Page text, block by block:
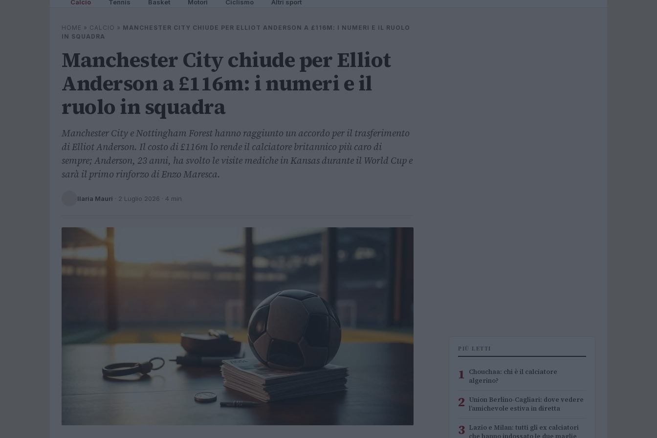
Calcio Tennis Basket Motori Ciclismo Altri sport
HOME » CALCIO » MANCHESTER CITY CHIUDE PER ELLIOT ANDERSON A £116M: I NUMERI E IL RUOLO
IN SQUADRA
Manchester City chiude per Elliot
Anderson a £116m: i numeri e il
ruolo in squadra
Manchester City e Nottingham Forest hanno raggiunto un accordo per il trasferimento
di Elliot Anderson. Il costo di £116m lo rende il calciatore britannico più caro di
sempre; Anderson, 23 anni, ha svolto le visite mediche in Kansas durante il World Cup e
sarà il primo rinforzo di Enzo Maresca.
Ilaria Mauri · 2 Luglio 2026 · 4 min
PIÙ LETTI
1 Chouchaa: chi è il calciatore
algerino?
2 Union Berlino-Cagliari: dove vedere
l’amichevole estiva in diretta
3 Lazio e Milan: tutti gli ex calciatori
che hanno indossato le due maglie